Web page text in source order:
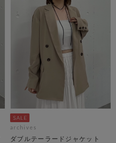
archives
ダブルテーラードジャケット